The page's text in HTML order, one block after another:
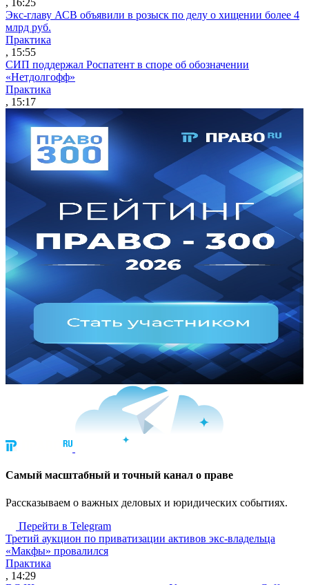
, 16:25
Экс-главу АСВ объявили в розыск по делу о хищении более 4
млрд руб.
Практика
, 15:55
СИП поддержал Роспатент в споре об обозначении
«Нетдолгофф»
Практика
, 15:17
Cамый масштабный и точный канал о праве
Рассказываем о важных деловых и юридических событиях.
Перейти в Telegram
Третий аукцион по приватизации активов экс-владельца
«Макфы» провалился
Практика
, 14:29